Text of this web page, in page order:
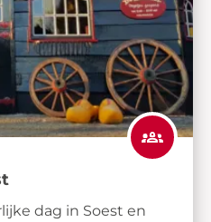
dag in Soest en